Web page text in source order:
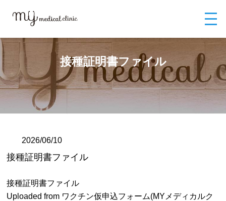
接種証明書ファイル
2026/06/10
接種証明書ファイル
接種証明書ファイル
Uploaded from ワクチン仮申込フォーム(MYメディカルク